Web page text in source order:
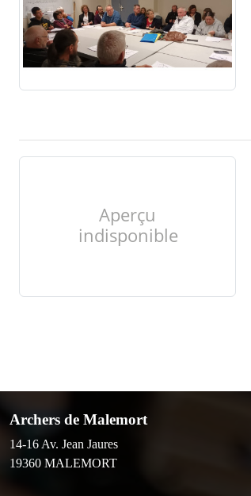
Archers de Malemort
14-16 Av. Jean Jaures
19360 MALEMORT